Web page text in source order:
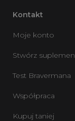
Kontakt
Moje konto
Stwórz
Test Bravermana
Współpraca
Kupuj taniej